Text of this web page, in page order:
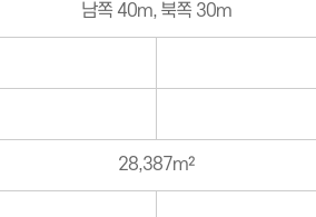
남쪽 40m, 북쪽 30m
28,387m²